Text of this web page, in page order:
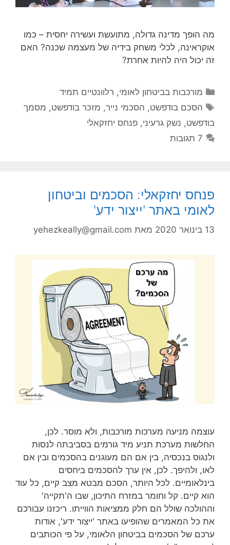
מה הופך מדינה גדולה, מתועשת ועשירה יחסית – כמו
אוקראינה, לכלי משחק בידיה של מעצמה שכנה? האם
זה יכול היה להיות אחרת?
קטגוריות
מורכבות בביטחון לאומי, רלוונטיים תמיד
תגיות
הסכם בודפשט, הסכמי נייר, מזכר בודפשט, מסמך
בודפשט, נשק גרעיני, פנחס יחזקאלי
7 תגובות
פנחס יחזקאלי: הסכמים וביטחון
לאומי באתר 'ייצור ידע'
13 בינואר 2020 מאת yehezkeally@gmail.com
עוצמה מניעה מערכות מורכבות, ולא מוסר. לכן,
החלשות מערכת תניע מיד גורמים בסביבתה לנסות
ולנגוס בנכסיה, בין אם הם מעוגנים בהסכמים ובין אם
לאו, ולהיפך. לכן, אין ערך להסכמים ביחסים
בינלאומיים. לכל היותר, הסכם מבטא מצב קיים, כל עוד
הוא קיים. קל וחומר במזרח התיכון, שבו ה'תקייה'
וההולכה שולל הם חלק ממציאות הווייתו. ריכזנו עבורכם
את כל המאמרים שהופיעו באתר 'ייצור ידע', אודות
ערכם של הסכמים בביטחון הלאומי, על פי הכותבים